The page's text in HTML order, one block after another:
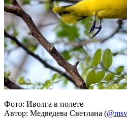
Фото: Иволга в полете
Автор: Медведева Светлана (